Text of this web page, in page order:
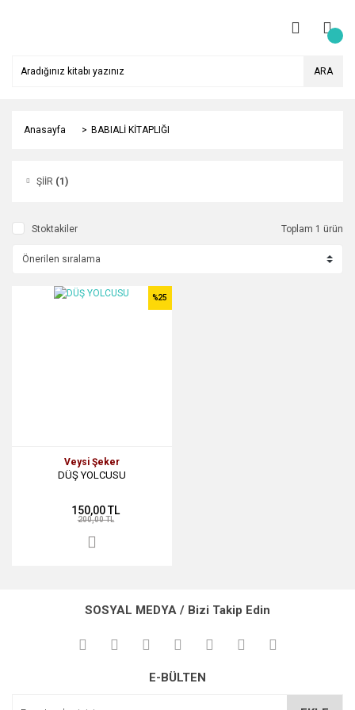
ARA
Anasayfa BABIALİ KİTAPLIĞI
ŞİİR (1)
Stoktakiler Toplam 1 ürün
Veysi Şeker
DÜŞ YOLCUSU
%25
150,00 TL
200,00 TL
SOSYAL MEDYA / Bizi Takip Edin
E-BÜLTEN